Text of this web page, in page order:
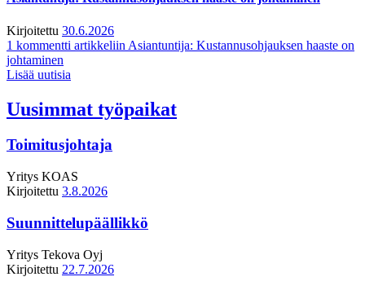
Kirjoitettu 30.6.2026
1 kommentti artikkeliin Asiantuntija: Kustannusohjauksen haaste on
johtaminen
Lisää uutisia
Uusimmat työpaikat
Toimitusjohtaja
Yritys KOAS
Kirjoitettu 3.8.2026
Suunnittelupäällikkö
Yritys Tekova Oyj
Kirjoitettu 22.7.2026